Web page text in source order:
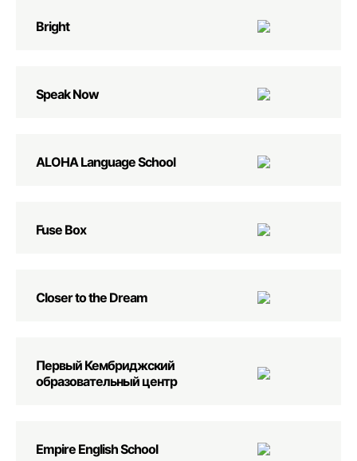
Bright
Speak Now
ALOHA Language School
Fuse Box
Closer to the Dream
Первый Кембриджский
образовательный центр
Empire English School